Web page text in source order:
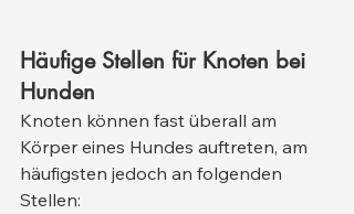
Häufige Stellen für Knoten bei
Hunden
Knoten können fast überall am
Körper eines Hundes auftreten, am
häufigsten jedoch an folgenden
Stellen: